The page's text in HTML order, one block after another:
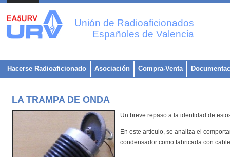
Unión de Radioaficionados
Españoles de Valencia
Hacerse Radioaficionado Asociación Compra-Venta
LA TRAMPA DE ONDA
Un breve repaso a la identidad de
En este artículo, se analiza el
condensador como fabricada con